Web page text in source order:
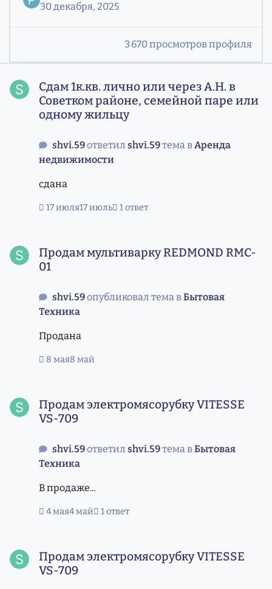
30 декабря, 2025
3 670 просмотров профиля
Сдам 1к.кв. лично или через А.Н. в
Советком районе, семейной паре или
одному жильцу
shvi.59ответилshvi.59тема вАренда
недвижимости
сдана
17 июля17 июль 1 ответ
Продам мультиварку REDMOND RMC-
01
shvi.59опубликовал тема вБытовая
Техника
Продана
8 мая8 май
Продам электромясорубку VITESSE
VS-709
shvi.59ответилshvi.59тема вБытовая
Техника
В продаже...
4 мая4 май 1 ответ
Продам электромясорубку VITESSE
VS-709